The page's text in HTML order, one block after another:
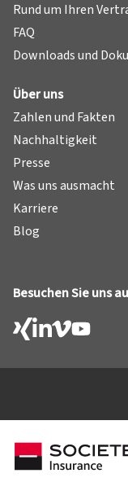
Rund um Ihren
FAQ
Downloads und
Über uns
Zahlen und Fakten
Nachhaltigkeit
Presse
Was uns ausmacht
Karriere
Blog
Besuchen Sie uns